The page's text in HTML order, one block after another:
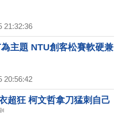
21:32:36
主題 NTU創客松賽軟硬兼
20:56:42
超狂 柯文哲拿刀猛刺自己